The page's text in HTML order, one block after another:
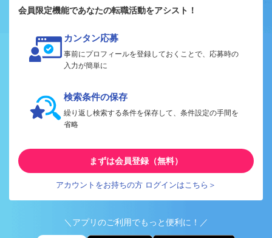
会員限定機能であなたの転職活動をアシスト！
カンタン応募
事前にプロフィールを登録しておくことで、応募時の
入力が簡単に
検索条件の保存
繰り返し検索する条件を保存して、条件設定の手間を
省略
まずは会員登録（無料）
アカウントをお持ちの方 ログインはこちら＞
＼アプリのご利用でもっと便利に！／